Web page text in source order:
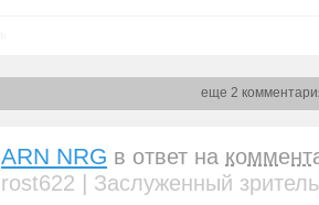
еще 2
ARN NRG в ответ на
rost622 | Заслуженный зритель